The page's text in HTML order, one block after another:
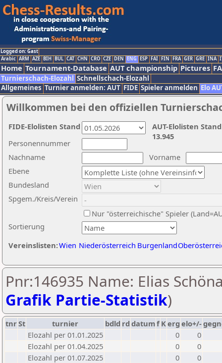
Logged on: Gast
Arabic ARM AZE BIH BUL CAT CHN CRO CZE DEN ENG ESP FAI FIN FRA GER GRE INA
Home Tournament-Database AUT championship Pictures
Turnierschach-Elozahl Schnellschach-Elozahl
Allgemeines Turnier anmelden: AUT FIDE Spieler anmelden Elo
Willkommen bei den offiziellen
Nachname
Vorname
Ebene
Sortierung
Personennummer
Bundesland
Spgem./Kreis/Verein
Nur "österreichische" Spieler
Vereinslisten:Wien Niederösterreich Burgenland
AUT-Elolisten
13.945
FIDE-Elolisten Stand
Pnr:146935 Name: Elias
Grafik Partie-Statistik)
tnrSt turnier bdld rd datumf Kerg elo+/-
Elozahl per 01.01.2025
0
0
Elozahl per 01.04.2025
0
0
Elozahl per 01.07.2025
0
0